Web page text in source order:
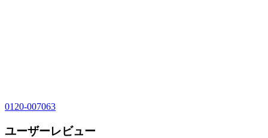
0120-007063
ユーザーレビュー